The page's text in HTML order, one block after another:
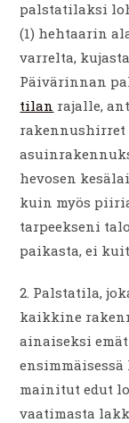
palstatilaksi
(1) hehtaarin
varrelta,
Päivärinnan
tilan rajalle,
rakennushirret
hevosen
kuin myös
tarpeekseni
paikasta, ei
2. Palstatila,
kaikkine
ainaiseksi
ensimmäisessä
mainitut edut
vaatimasta